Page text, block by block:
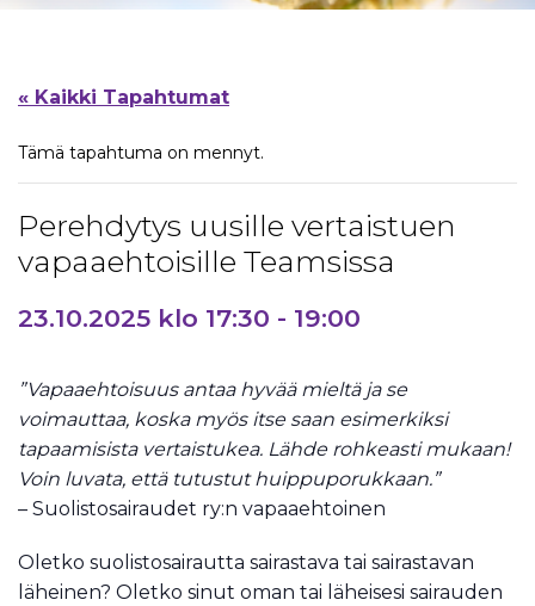
« Kaikki Tapahtumat
Tämä tapahtuma on mennyt.
Perehdytys uusille vertaistuen
vapaaehtoisille Teamsissa
23.10.2025 klo 17:30 - 19:00
”Vapaaehtoisuus antaa hyvää mieltä ja se
voimauttaa, koska myös itse saan esimerkiksi
tapaamisista vertaistukea. Lähde rohkeasti mukaan!
Voin luvata, että tutustut huippuporukkaan.”
– Suolistosairaudet ry:n vapaaehtoinen
Oletko suolistosairautta sairastava tai sairastavan
läheinen? Oletko sinut oman tai läheisesi sairauden